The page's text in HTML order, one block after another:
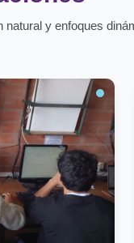
natural y enfoques